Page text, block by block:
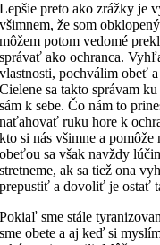
Lepšie preto ako zrážky je
všimnem, že som
môžem potom vedomé
správať ako ochranca.
vlastnosti, pochválim obeť
Cielene sa takto správam
sám k sebe. Čo nám to
naťahovať ruku hore k
kto si nás všimne a
obeťou sa však navždy
stretneme, ak sa tiež ona
prepustiť a dovoliť je ostať
Pokiaľ sme stále
sme obete a aj keď si